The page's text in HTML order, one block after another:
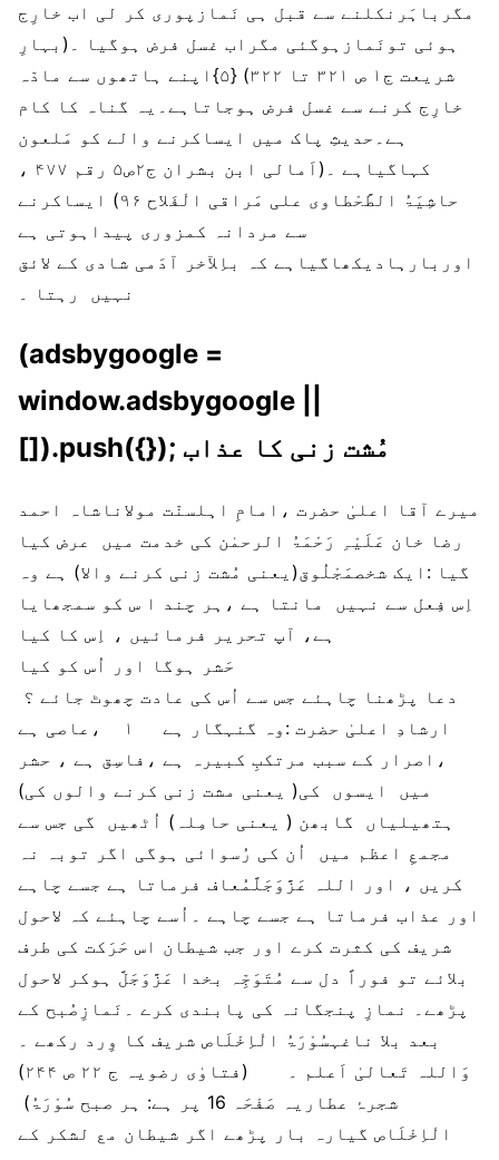
مگرباہَرنکلنے سے قبل ہی نَمازپوری کر لی اب خارِج
ہوئی تونَمازہوگئی مگراب غسل فرض ہوگیا ۔(بہارِ
شریعت ج۱ ص ۳۲۱ تا ۳۲۲) {۵}اپنے ہاتھوں سے مادّہ
خارِج کرنے سے غسل فرض ہوجاتاہے۔یہ گناہ کا کام
ہے۔حدیثِ پاک میں ایساکرنے والے کو مَلعون
کہاگیاہے ۔(اَمالی ابن بشران ج۲ص۵ رقم ۴۷۷ ،
حاشِیَۃُ الطَّحْطاوی علی مَراقی الْفَلاح ۹۶) ایساکرنے
سے مردانہ کمزوری پیداہوتی ہے
اوربارہادیکھاگیاہے کہ باِلآخر آدَمی شادی کے لائق
نہیں رہتا ۔
(adsbygoogle =
window.adsbygoogle ||
میرے آقا اعلیٰ حضرت ،امامِ اہلسنّت مولاناشاہ احمد
رضا خان عَلَیْہِ رَحْمَۃُ الرحمٰن کی خدمت میں عرض کیا
گیا :ایک شخصمَجْلُوق(یعنی مُشت زنی کرنے والا) ہے وہ
اِس فِعل سے نہیں مانتا ہے ،ہر چند ا س کو سمجھایا
حَشر ہوگا اور اُس کو کیا
ارشادِ اعلیٰ حضرت :وہ گنہگار ہے ۱ ،عاصی ہے
،اصرار کے سبب مرتکبِ کبیرہ ہے ،فاسِق ہے ، حشر
میں ایسوں کی( یعنی مشت زنی کرنے والوں کی)
ہتھیلیاں گابھن ( یعنی حامِلہ) اُٹھیں گی جس سے
مجمعِ اعظم میں اُن کی رُسوائی ہوگی اگر توبہ نہ
کریں ، اور اللہ عَزَّوَجَلَّمُعاف فرماتا ہے جسے چاہے
اور عذاب فرماتا ہے جسے چاہے ۔اُسے چاہئے کہ لاحول
شریف کی کثرت کرے اور جب شیطان اس حَرَکت کی طرف
بلائے تو فوراً دل سے مُتَوَجِّہ بخدا عَزَّوَجَلَّ ہوکر لاحول
پڑھے۔ نمازِ پنجگانہ کی پابندی کرے ۔نَمازِصُبح کے
بعد بلا ناغہسُوْرَۃُ الْاِخْلَاص شریف کا وِرد رکھے ۔
وَاللہ تَعالیٰ اَعلم ۔
(شجرۂ عطاریہ صَفْحَہ 16 پر ہے: ہر صبح سُوْرَۃُ
الْاِخْلَاص گیارہ بار پڑھے اگر شیطان مع لشکر کے